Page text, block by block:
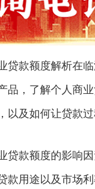
贷款额度解析在
品，了解个人商
以及如何让贷款过
贷款额度的影响
款用途以及市场